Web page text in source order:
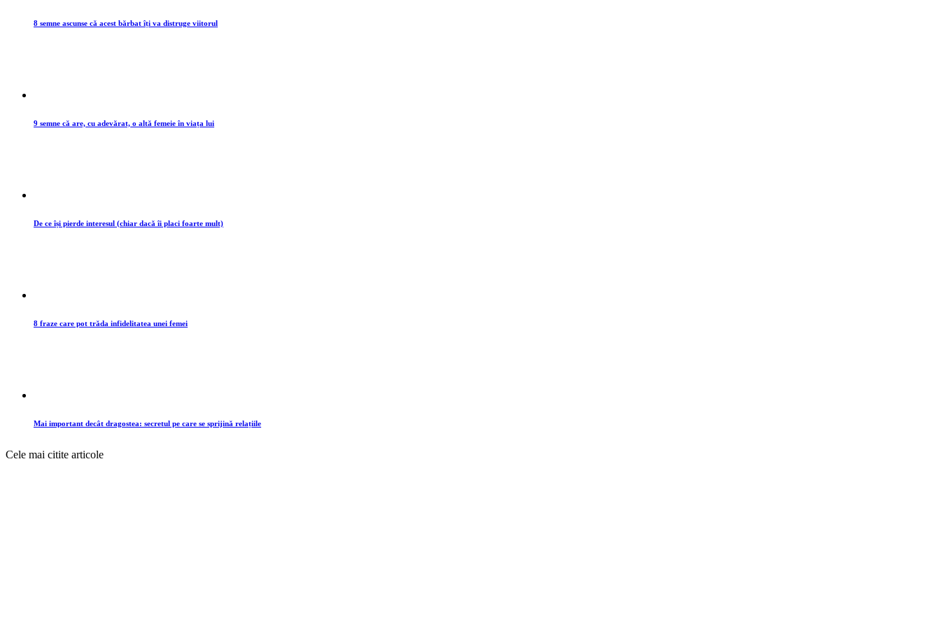
8 semne ascunse că acest bărbat îți va distruge viitorul
9 semne că are, cu adevărat, o altă femeie în viața lui
De ce își pierde interesul (chiar dacă îi placi foarte mult)
8 fraze care pot trăda infidelitatea unei femei
Mai important decât dragostea: secretul pe care se sprijină relațiile
Cele mai citite articole